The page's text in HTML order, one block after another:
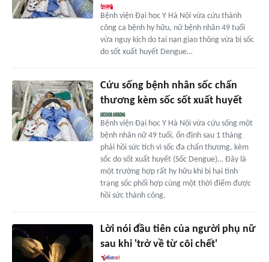
Bệnh viện Đại học Y Hà Nội vừa cứu thành
công ca bệnh hy hữu, nữ bệnh nhân 49 tuổi
vừa nguy kịch do tai nạn giao thông vừa bị sốc
do sốt xuất huyết Dengue…
Cứu sống bệnh nhân sốc chấn
thương kèm sốc sốt xuất huyết
Bệnh viện Đại học Y Hà Nội vừa cứu sống một
bệnh nhân nữ 49 tuổi, ổn định sau 1 tháng
phải hồi sức tích vì sốc đa chấn thương, kèm
sốc do sốt xuất huyết (Sốc Dengue)… Đây là
một trường hợp rất hy hữu khi bị hai tình
trạng sốc phối hợp cùng một thời điểm được
hồi sức thành công.
Lời nói đầu tiên của người phụ nữ
sau khi 'trở về từ cõi chết'